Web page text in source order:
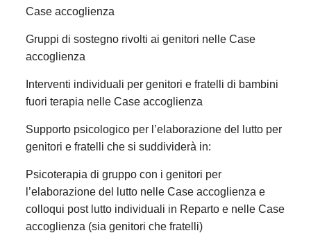
Case accoglienza
Gruppi di sostegno rivolti ai genitori nelle Case
accoglienza
Interventi individuali per genitori e fratelli di bambini
fuori terapia nelle Case accoglienza
Supporto psicologico per l’elaborazione del lutto per
genitori e fratelli che si suddividerà in:
Psicoterapia di gruppo con i genitori per
l’elaborazione del lutto nelle Case accoglienza e
colloqui post lutto individuali in Reparto e nelle Case
accoglienza (sia genitori che fratelli)